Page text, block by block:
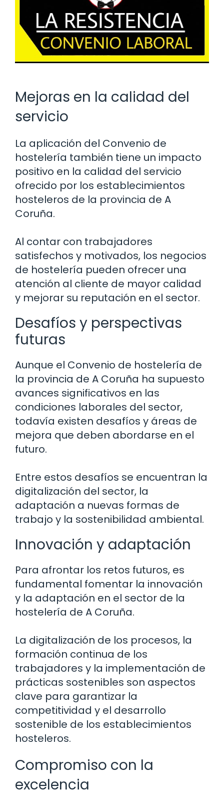
Mejoras en la calidad del
servicio
La aplicación del Convenio de
hostelería también tiene un impacto
positivo en la calidad del servicio
ofrecido por los establecimientos
hosteleros de la provincia de A
Coruña.
Al contar con trabajadores
satisfechos y motivados, los negocios
de hostelería pueden ofrecer una
atención al cliente de mayor calidad
y mejorar su reputación en el sector.
Desafíos y perspectivas
futuras
Aunque el Convenio de hostelería de
la provincia de A Coruña ha supuesto
avances significativos en las
condiciones laborales del sector,
todavía existen desafíos y áreas de
mejora que deben abordarse en el
futuro.
Entre estos desafíos se encuentran la
digitalización del sector, la
adaptación a nuevas formas de
trabajo y la sostenibilidad ambiental.
Innovación y adaptación
Para afrontar los retos futuros, es
fundamental fomentar la innovación
y la adaptación en el sector de la
hostelería de A Coruña.
La digitalización de los procesos, la
formación continua de los
trabajadores y la implementación de
prácticas sostenibles son aspectos
clave para garantizar la
competitividad y el desarrollo
sostenible de los establecimientos
hosteleros.
Compromiso con la
excelencia